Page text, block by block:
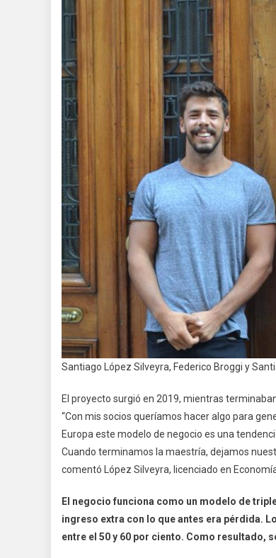
Santiago López Silveyra, Federico Broggi y
El proyecto surgió en 2019, mientras
“Con mis socios queríamos hacer algo para
Europa este modelo de negocio es una
Cuando terminamos la maestría, dejamos
comentó López Silveyra, licenciado en
El negocio funciona como un modelo de
ingreso extra con lo que antes era pérdida.
entre el 50 y 60 por ciento. Como resultado,